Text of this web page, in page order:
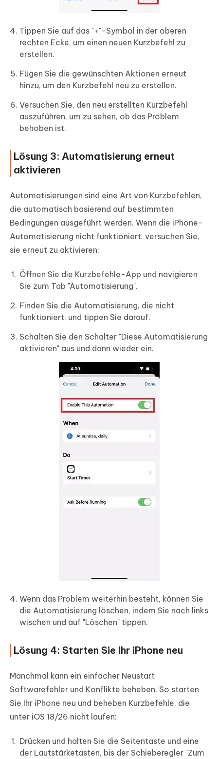
Tippen Sie auf das "+"-Symbol in der oberen
rechten Ecke, um einen neuen Kurzbefehl zu
erstellen.
Fügen Sie die gewünschten Aktionen erneut
hinzu, um den Kurzbefehl neu zu erstellen.
Versuchen Sie, den neu erstellten Kurzbefehl
auszuführen, um zu sehen, ob das Problem
behoben ist.
Lösung 3: Automatisierung erneut
aktivieren
Automatisierungen sind eine Art von Kurzbefehlen,
die automatisch basierend auf bestimmten
Bedingungen ausgeführt werden. Wenn die iPhone-
Automatisierung nicht funktioniert, versuchen Sie,
sie erneut zu aktivieren:
Öffnen Sie die Kurzbefehle-App und navigieren
Sie zum Tab "Automatisierung".
Finden Sie die Automatisierung, die nicht
funktioniert, und tippen Sie darauf.
Schalten Sie den Schalter "Diese Automatisierung
aktivieren" aus und dann wieder ein.
Wenn das Problem weiterhin besteht, können Sie
die Automatisierung löschen, indem Sie nach links
wischen und auf "Löschen" tippen.
Lösung 4: Starten Sie Ihr iPhone neu
Manchmal kann ein einfacher Neustart
Softwarefehler und Konflikte beheben. So starten
Sie Ihr iPhone neu und beheben Kurzbefehle, die
unter iOS 18/26 nicht laufen:
Drücken und halten Sie die Seitentaste und eine
der Lautstärketasten, bis der Schieberegler "Zum